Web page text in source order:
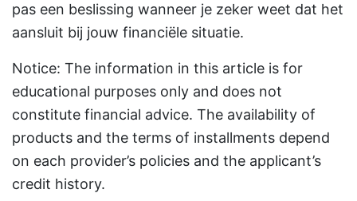
pas een beslissing wanneer je zeker weet dat het
aansluit bij jouw financiële situatie.
Notice: The information in this article is for
educational purposes only and does not
constitute financial advice. The availability of
products and the terms of installments depend
on each provider’s policies and the applicant’s
credit history.